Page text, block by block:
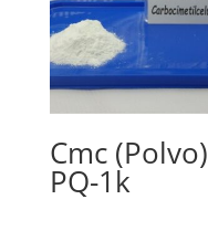
Cmc (Polvo)
PQ-1k